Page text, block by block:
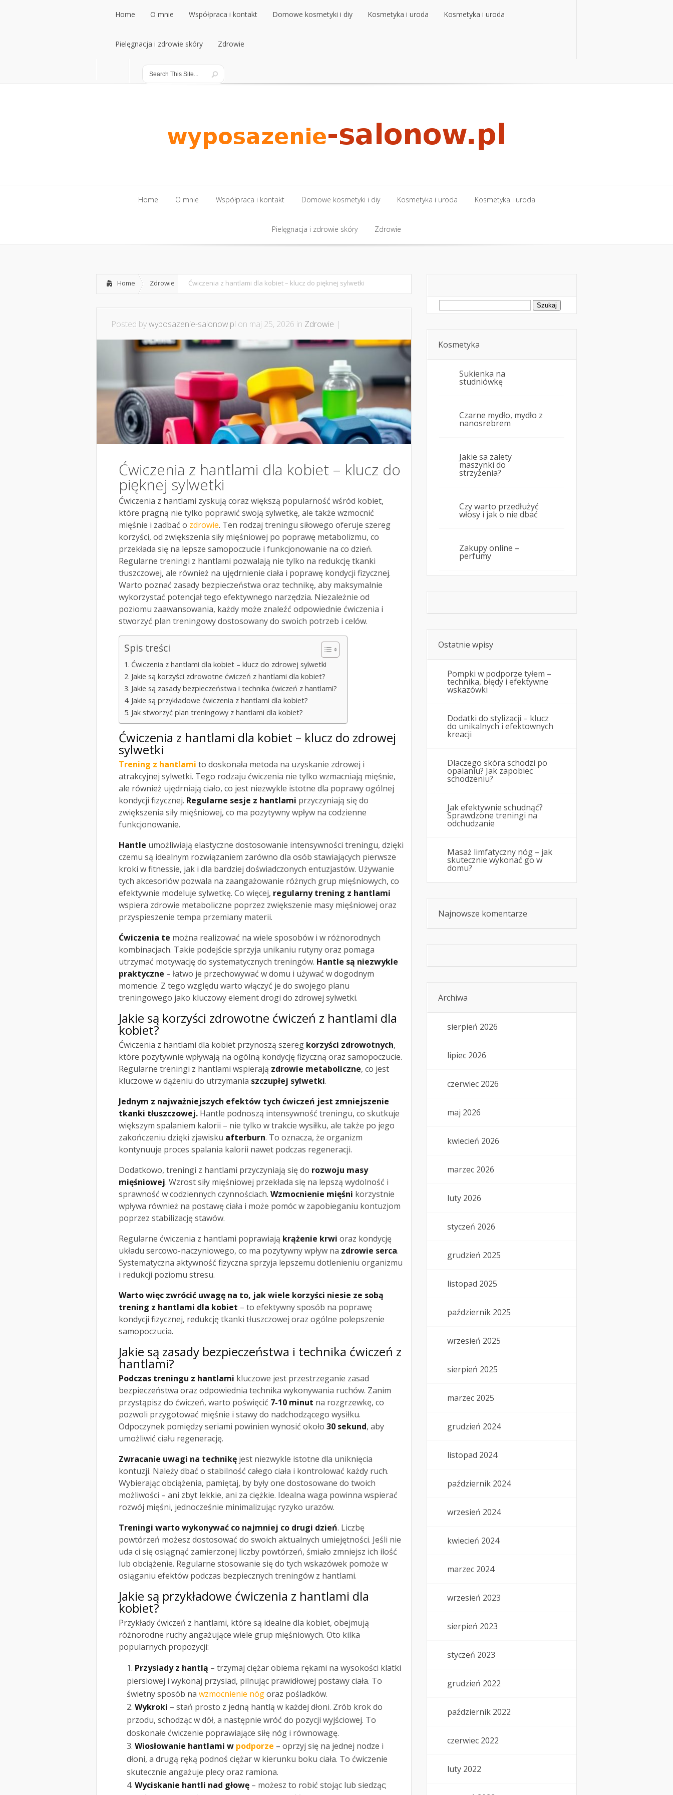
Home
Home
O mnie
O mnie
Współpraca i kontakt
Współpraca i kontakt
Domowe kosmetyki i diy Kosmetyka i uroda Kosmetyka i uroda
Pielęgnacja i zdrowie skóry
Pielęgnacja i zdrowie skóry
Zdrowie
Home O mnie Współpraca i kontakt
Współpraca i kontakt
Domowe kosmetyki i diy
Domowe kosmetyki i diy
Kosmetyka i uroda
Kosmetyka i uroda
Kosmetyka i uroda
Pielęgnacja i zdrowie skóry Zdrowie
Home Zdrowie Ćwiczenia z hantlami dla kobiet – klucz do pięknej sylwetki
Posted bywyposazenie-salonow.pl on maj 25, 2026 in Zdrowie |
Ćwiczenia z hantlami dla kobiet – klucz do
pięknej sylwetki
Ćwiczenia z hantlami zyskują coraz większą popularność wśród kobiet,
które pragną nie tylko poprawić swoją sylwetkę, ale także wzmocnić
mięśnie i zadbać o zdrowie. Ten rodzaj treningu siłowego oferuje szereg
korzyści, od zwiększenia siły mięśniowej po poprawę metabolizmu, co
przekłada się na lepsze samopoczucie i funkcjonowanie na co dzień.
Regularne treningi z hantlami pozwalają nie tylko na redukcję tkanki
tłuszczowej, ale również na ujędrnienie ciała i poprawę kondycji fizycznej.
Warto poznać zasady bezpieczeństwa oraz technikę, aby maksymalnie
wykorzystać potencjał tego efektywnego narzędzia. Niezależnie od
poziomu zaawansowania, każdy może znaleźć odpowiednie ćwiczenia i
stworzyć plan treningowy dostosowany do swoich potrzeb i celów.
Spis treści
Ćwiczenia z hantlami dla kobiet – klucz do zdrowej sylwetki
Jakie są korzyści zdrowotne ćwiczeń z hantlami dla kobiet?
Jakie są zasady bezpieczeństwa i technika ćwiczeń z hantlami?
Jakie są przykładowe ćwiczenia z hantlami dla kobiet?
Jak stworzyć plan treningowy z hantlami dla kobiet?
Ćwiczenia z hantlami dla kobiet – klucz do zdrowej
sylwetki
Trening z hantlami to doskonała metoda na uzyskanie zdrowej i
atrakcyjnej sylwetki. Tego rodzaju ćwiczenia nie tylko wzmacniają mięśnie,
ale również ujędrniają ciało, co jest niezwykle istotne dla poprawy ogólnej
kondycji fizycznej. Regularne sesje z hantlami przyczyniają się do
zwiększenia siły mięśniowej, co ma pozytywny wpływ na codzienne
funkcjonowanie.
Hantle umożliwiają elastyczne dostosowanie intensywności treningu, dzięki
czemu są idealnym rozwiązaniem zarówno dla osób stawiających pierwsze
kroki w fitnessie, jak i dla bardziej doświadczonych entuzjastów. Używanie
tych akcesoriów pozwala na zaangażowanie różnych grup mięśniowych, co
efektywnie modeluje sylwetkę. Co więcej, regularny trening z hantlami
wspiera zdrowie metaboliczne poprzez zwiększenie masy mięśniowej oraz
przyspieszenie tempa przemiany materii.
Ćwiczenia te można realizować na wiele sposobów i w różnorodnych
kombinacjach. Takie podejście sprzyja unikaniu rutyny oraz pomaga
utrzymać motywację do systematycznych treningów. Hantle są niezwykle
praktyczne – łatwo je przechowywać w domu i używać w dogodnym
momencie. Z tego względu warto włączyć je do swojego planu
treningowego jako kluczowy element drogi do zdrowej sylwetki.
Jakie są korzyści zdrowotne ćwiczeń z hantlami dla
kobiet?
Ćwiczenia z hantlami dla kobiet przynoszą szereg korzyści zdrowotnych,
które pozytywnie wpływają na ogólną kondycję fizyczną oraz samopoczucie.
Regularne treningi z hantlami wspierają zdrowie metaboliczne, co jest
kluczowe w dążeniu do utrzymania szczupłej sylwetki.
Jednym z najważniejszych efektów tych ćwiczeń jest zmniejszenie
tkanki tłuszczowej. Hantle podnoszą intensywność treningu, co skutkuje
większym spalaniem kalorii – nie tylko w trakcie wysiłku, ale także po jego
zakończeniu dzięki zjawisku afterburn. To oznacza, że organizm
kontynuuje proces spalania kalorii nawet podczas regeneracji.
Dodatkowo, treningi z hantlami przyczyniają się do rozwoju masy
mięśniowej. Wzrost siły mięśniowej przekłada się na lepszą wydolność i
sprawność w codziennych czynnościach. Wzmocnienie mięśni korzystnie
wpływa również na postawę ciała i może pomóc w zapobieganiu kontuzjom
poprzez stabilizację stawów.
Regularne ćwiczenia z hantlami poprawiają krążenie krwi oraz kondycję
układu sercowo-naczyniowego, co ma pozytywny wpływ na zdrowie serca.
Systematyczna aktywność fizyczna sprzyja lepszemu dotlenieniu organizmu
i redukcji poziomu stresu.
Warto więc zwrócić uwagę na to, jak wiele korzyści niesie ze sobą
trening z hantlami dla kobiet – to efektywny sposób na poprawę
kondycji fizycznej, redukcję tkanki tłuszczowej oraz ogólne polepszenie
samopoczucia.
Jakie są zasady bezpieczeństwa i technika ćwiczeń z
hantlami?
Podczas treningu z hantlami kluczowe jest przestrzeganie zasad
bezpieczeństwa oraz odpowiednia technika wykonywania ruchów. Zanim
przystąpisz do ćwiczeń, warto poświęcić 7-10 minut na rozgrzewkę, co
pozwoli przygotować mięśnie i stawy do nadchodzącego wysiłku.
Odpoczynek pomiędzy seriami powinien wynosić około 30 sekund, aby
umożliwić ciału regenerację.
Zwracanie uwagi na technikę jest niezwykle istotne dla uniknięcia
kontuzji. Należy dbać o stabilność całego ciała i kontrolować każdy ruch.
Wybierając obciążenia, pamiętaj, by były one dostosowane do twoich
możliwości – ani zbyt lekkie, ani za ciężkie. Idealna waga powinna wspierać
rozwój mięśni, jednocześnie minimalizując ryzyko urazów.
Treningi warto wykonywać co najmniej co drugi dzień. Liczbę
powtórzeń możesz dostosować do swoich aktualnych umiejętności. Jeśli nie
uda ci się osiągnąć zamierzonej liczby powtórzeń, śmiało zmniejsz ich ilość
lub obciążenie. Regularne stosowanie się do tych wskazówek pomoże w
osiąganiu efektów podczas bezpiecznych treningów z hantlami.
Jakie są przykładowe ćwiczenia z hantlami dla
kobiet?
Przykłady ćwiczeń z hantlami, które są idealne dla kobiet, obejmują
różnorodne ruchy angażujące wiele grup mięśniowych. Oto kilka
popularnych propozycji:
Przysiady z hantlą – trzymaj ciężar obiema rękami na wysokości klatki
piersiowej i wykonaj przysiad, pilnując prawidłowej postawy ciała. To
świetny sposób na wzmocnienie nógoraz pośladków.
Wykroki – stań prosto z jedną hantlą w każdej dłoni. Zrób krok do
przodu, schodząc w dół, a następnie wróć do pozycji wyjściowej. To
doskonałe ćwiczenie poprawiające siłę nóg i równowagę.
Wiosłowanie hantlami w podporze – oprzyj się na jednej nodze i
dłoni, a drugą ręką podnoś ciężar w kierunku boku ciała. To ćwiczenie
skutecznie angażuje plecy oraz ramiona.
Wyciskanie hantli nad głowę – możesz to robić stojąc lub siedząc;
Szukaj:
Kosmetyka
Sukienka na
studniówkę
Czarne mydło, mydło z
nanosrebrem
Jakie sa zalety
maszynki do
strzyżenia?
Czy warto przedłużyć
włosy i jak o nie dbać
Zakupy online –
perfumy
Ostatnie wpisy
Pompki w podporze tyłem –
technika, błędy i efektywne
wskazówki
Dodatki do stylizacji – klucz
do unikalnych i efektownych
kreacji
Dlaczego skóra schodzi po
opalaniu? Jak zapobiec
schodzeniu?
Jak efektywnie schudnąć?
Sprawdzone treningi na
odchudzanie
Masaż limfatyczny nóg – jak
skutecznie wykonać go w
domu?
Najnowsze komentarze
Archiwa
sierpień 2026
lipiec 2026
czerwiec 2026
maj 2026
kwiecień 2026
marzec 2026
luty 2026
styczeń 2026
grudzień 2025
listopad 2025
październik 2025
wrzesień 2025
sierpień 2025
marzec 2025
grudzień 2024
listopad 2024
październik 2024
wrzesień 2024
kwiecień 2024
marzec 2024
wrzesień 2023
sierpień 2023
styczeń 2023
grudzień 2022
październik 2022
czerwiec 2022
luty 2022